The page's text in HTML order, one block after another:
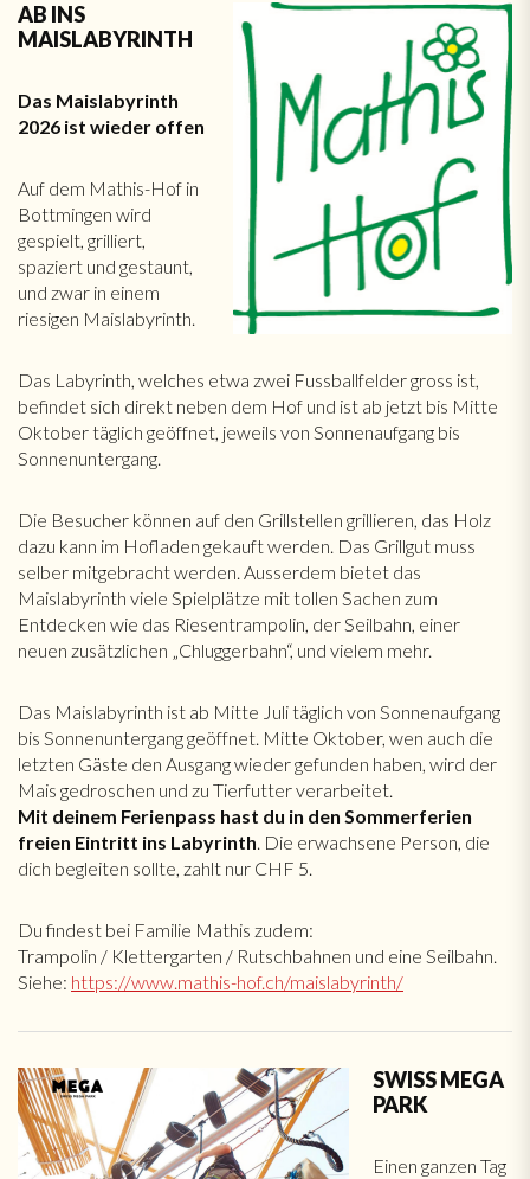
AB INS
MAISLABYRINTH
Das Maislabyrinth
2026 ist wieder offen
Auf dem Mathis-Hof in
Bottmingen wird
gespielt, grilliert,
spaziert und gestaunt,
und zwar in einem
riesigen Maislabyrinth.
Das Labyrinth, welches etwa zwei Fussballfelder gross ist,
befindet sich direkt neben dem Hof und ist ab jetzt bis Mitte
Oktober täglich geöffnet, jeweils von Sonnenaufgang bis
Sonnenuntergang.
Die Besucher können auf den Grillstellen grillieren, das Holz
dazu kann im Hofladen gekauft werden. Das Grillgut muss
selber mitgebracht werden. Ausserdem bietet das
Maislabyrinth viele Spielplätze mit tollen Sachen zum
Entdecken wie das Riesentrampolin, der Seilbahn, einer
neuen zusätzlichen „Chluggerbahn“, und vielem mehr.
Das Maislabyrinth ist ab Mitte Juli täglich von Sonnenaufgang
bis Sonnenuntergang geöffnet. Mitte Oktober, wen auch die
letzten Gäste den Ausgang wieder gefunden haben, wird der
Mais gedroschen und zu Tierfutter verarbeitet.
Mit deinem Ferienpass hast du in den Sommerferien
freien Eintritt ins Labyrinth. Die erwachsene Person, die
dich begleiten sollte, zahlt nur CHF 5.
Du findest bei Familie Mathis zudem:
Trampolin / Klettergarten / Rutschbahnen und eine Seilbahn.
Siehe: https://www.mathis-hof.ch/maislabyrinth/
SWISS MEGA
PARK
Einen ganzen Tag